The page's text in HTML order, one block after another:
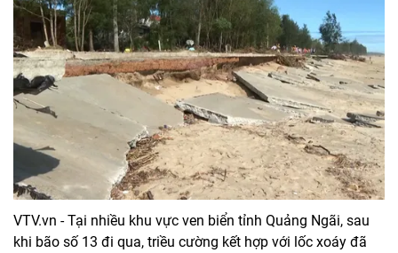
VTV.vn - Tại nhiều khu vực ven biển tỉnh Quảng Ngãi, sau
khi bão số 13 đi qua, triều cường kết hợp với lốc xoáy đã